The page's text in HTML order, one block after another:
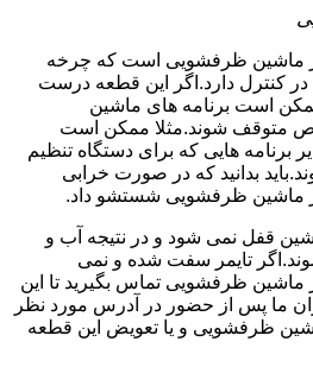
ماشین ظرفشویی است که چرخه
کنترل دارد.اگر این قطعه درست
است برنامه های ماشین
متوقف شوند.مثلا ممکن است
هایی که برای دستگاه تنظیم
بدانید که در صورت خرابی
ماشین ظرفشویی شستشو داد.
قفل نمی شود و در نتیجه آب و
تایمر سفت شده و نمی
ماشین ظرفشویی تماس بگیرید تا این
ما پس از حضور در آدرس مورد نظر
ظرفشویی و یا تعویض این قطعه